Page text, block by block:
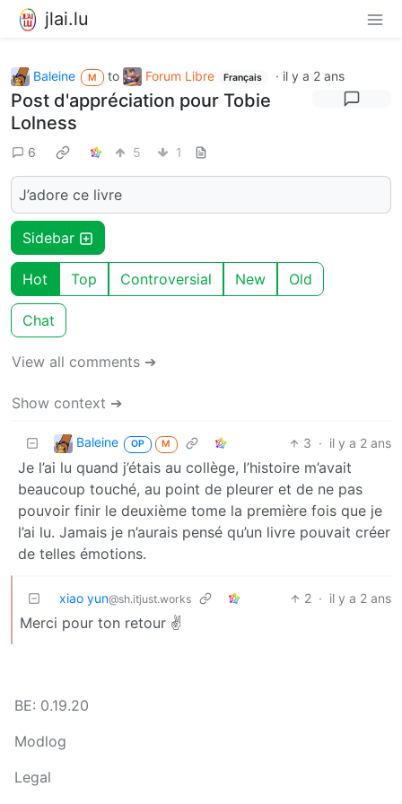
jlai.lu
Baleine M to Forum Libre Français · il y a 2 ans
Post d'appréciation pour Tobie
Lolness
6 5 1
J’adore ce livre
Sidebar
Hot Top Controversial New Old
Chat
View all comments ➔
Show context ➔
Baleine OP M 3 · il y a 2 ans
Je l’ai lu quand j’étais au collège, l’histoire m’avait
beaucoup touché, au point de pleurer et de ne pas
pouvoir finir le deuxième tome la première fois que je
l’ai lu. Jamais je n’aurais pensé qu’un livre pouvait créer
de telles émotions.
xiao yun@sh.itjust.works 2 · il y a 2 ans
Merci pour ton retour ✌
BE: 0.19.20
Modlog
Legal